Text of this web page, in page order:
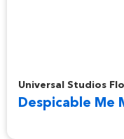
Universal Studios
Despicable Me